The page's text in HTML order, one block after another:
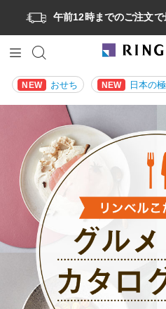
午前12時までのご注文
NEW おせち NEW 日本の